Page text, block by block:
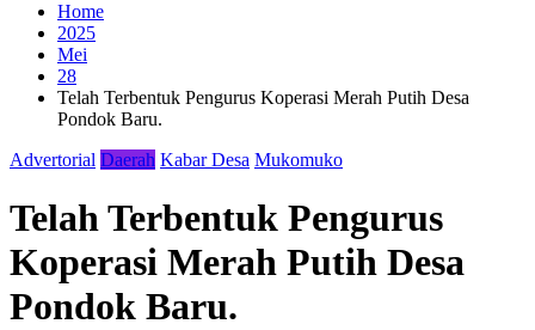
Home
2025
Mei
28
Telah Terbentuk Pengurus Koperasi Merah Putih Desa
Pondok Baru.
Advertorial Daerah Kabar Desa Mukomuko
Telah Terbentuk Pengurus
Koperasi Merah Putih Desa
Pondok Baru.